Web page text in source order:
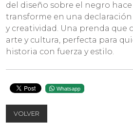
del diseño sobre el negro
transforme en una
y creatividad. Una prenda que
arte y cultura, perfecta para
historia con fuerza y estilo.
Whatsapp
VOLVER